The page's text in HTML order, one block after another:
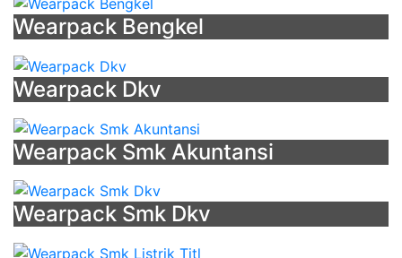
Desain
Jersey
Toko
Olahraga
-
Warna
Biru
-
Kemeja
Almamater
Wearpack Bengkel
Wearpack Dkv
Wearpack Smk Akuntansi
Wearpack Smk Dkv